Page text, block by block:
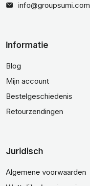
info@groupsumi.com
Informatie
Blog
Mijn account
Bestelgeschiedenis
Retourzendingen
Juridisch
Algemene voorwaarden